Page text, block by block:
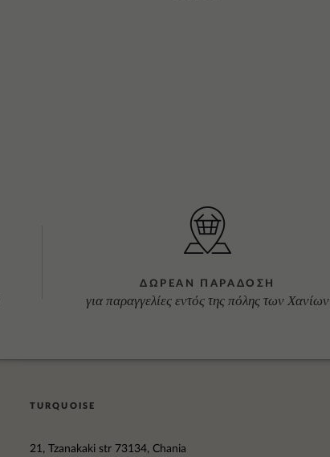
ΔΩΡΕΑΝ ΠΑΡΑΔΟΣΗ
για παραγγελίες εντός της πόλης των Χανίων
TURQUOISE
21, Tzanakaki str 73134, Chania